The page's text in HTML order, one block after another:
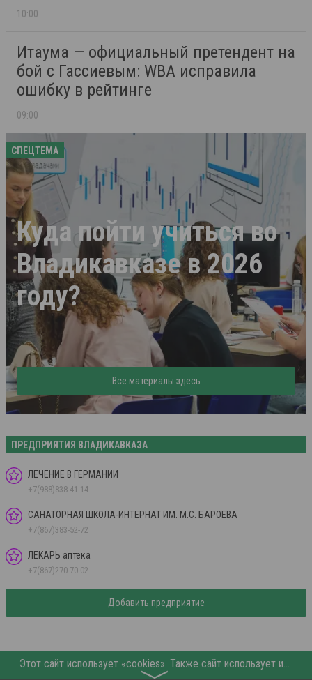
10:00
Итаума — официальный претендент на
бой с Гассиевым: WBA исправила
ошибку в рейтинге
09:00
СПЕЦТЕМА
Куда пойти учиться во
Владикавказе в 2026
году?
Все материалы здесь
ПРЕДПРИЯТИЯ ВЛАДИКАВКАЗА
ЛЕЧЕНИЕ В ГЕРМАНИИ
+7(988)838-41-14
САНАТОРНАЯ ШКОЛА-ИНТЕРНАТ ИМ. М.С. БАРОЕВА
+7(867)383-52-72
ЛЕКАРЬ аптека
+7(867)270-70-02
Добавить предприятие
Этот сайт использует «cookies». Также сайт использует интернет-сервис для сбора технических данных касательно посетителей с целью получения маркетинговой и статистической информации. Условия обработки данных посетителей сайта см.
〉